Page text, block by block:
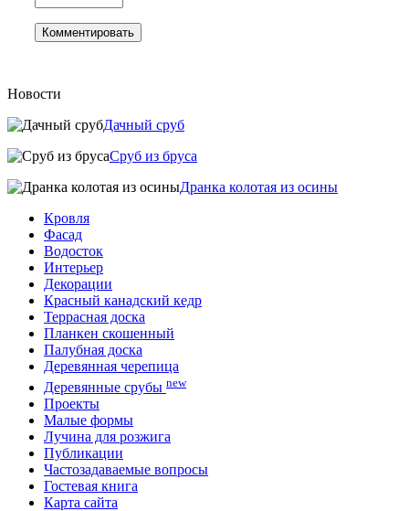
Новости
Дачный сруб
Сруб из бруса
Дранка колотая из осины
Кровля
Фасад
Водосток
Интерьер
Декорации
Красный канадский кедр
Террасная доска
Планкен скошенный
Палубная доска
Деревянная черепица
Деревянные срубы new
Проекты
Малые формы
Лучина для розжига
Публикации
Частозадаваемые вопросы
Гостевая книга
Карта сайта